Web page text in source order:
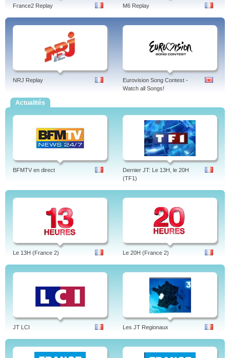
France2 Replay M6 Replay
NRJ Replay
Eurovision Song Contest -
Watch all Songs!
Actualités
BFMTV en direct
Dernier JT: Le 13H, le 20H
(TF1)
Le 13H (France 2) Le 20H (France 2)
JT LCI Les JT Regionaux